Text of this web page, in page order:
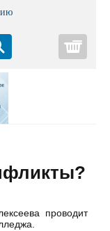
проводит